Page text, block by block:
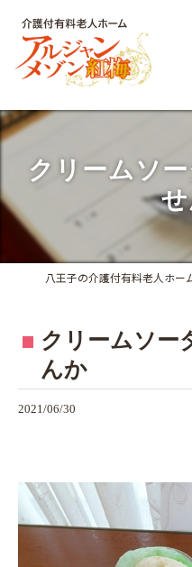
クリームソ
クリームソー
んか
2021/06/30